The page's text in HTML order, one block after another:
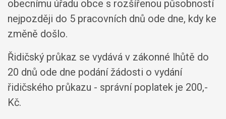
obecnímu úřadu obce s rozšířenou působností
nejpozději do 5 pracovních dnů ode dne, kdy ke
změně došlo.
Řidičský průkaz se vydává v zákonné lhůtě do
20 dnů ode dne podání žádosti o vydání
řidičského průkazu - správní poplatek je 200,-
Kč.